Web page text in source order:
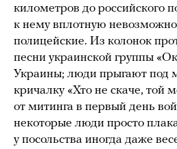
километров до российского
к нему вплотную
полицейские. Из колонок
песни украинской группы
Украины; люди прыгают под
кричалку «Хто не скаче, той
от митинга в первый день
некоторые люди просто
у посольства иногда даже